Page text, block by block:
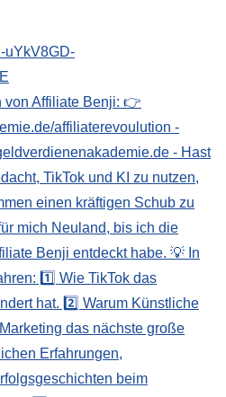
uYkV8GD-